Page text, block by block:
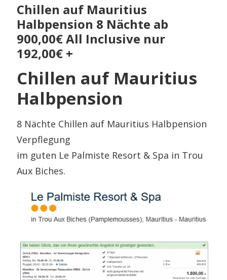
Chillen auf Mauritius
Halbpension 8 Nächte ab
900,00€ All Inclusive nur
192,00€ +
Chillen auf Mauritius
Halbpension
8 Nächte Chillen auf Mauritius Halbpension
Verpflegung
im guten Le Palmiste Resort & Spa in Trou
Aux Biches.